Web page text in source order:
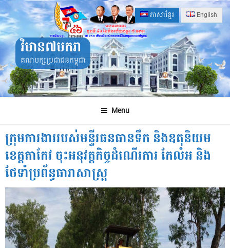
Skip
to
content
ភាសាខ្មែរ English
វិមាន៧មករា
គណបក្សប្រជាជនកម្ពុជា
Menu
ក្រុមការងាររបស់មន្ទីរធនធានទឹក និងឧតុនិយម
ខេត្តតាកែវ ចុះអនុវត្តកិច្ចដំណើរការ កែលំអ និង
ថែទាំប្រព័ន្ធធារាសាស្ត្រ